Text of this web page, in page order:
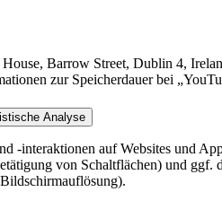
Barrow Street, Dublin 4,
zur Speicherdauer bei
Analyse
-interaktionen auf Websites und
von Schaltflächen) und